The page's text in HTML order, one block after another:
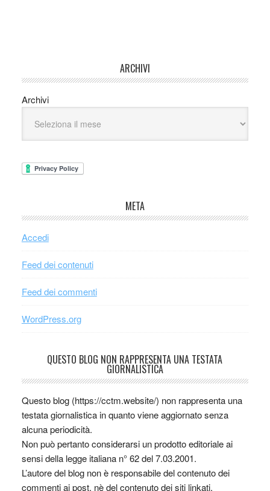
ARCHIVI
Archivi
META
Accedi
Feed dei contenuti
Feed dei commenti
WordPress.org
QUESTO BLOG NON RAPPRESENTA UNA TESTATA
GIORNALISTICA
Questo blog (https://cctm.website/) non rappresenta una
testata giornalistica in quanto viene aggiornato senza
alcuna periodicità.
Non può pertanto considerarsi un prodotto editoriale ai
sensi della legge italiana n° 62 del 7.03.2001.
L’autore del blog non è responsabile del contenuto dei
commenti ai post, nè del contenuto dei siti linkati.